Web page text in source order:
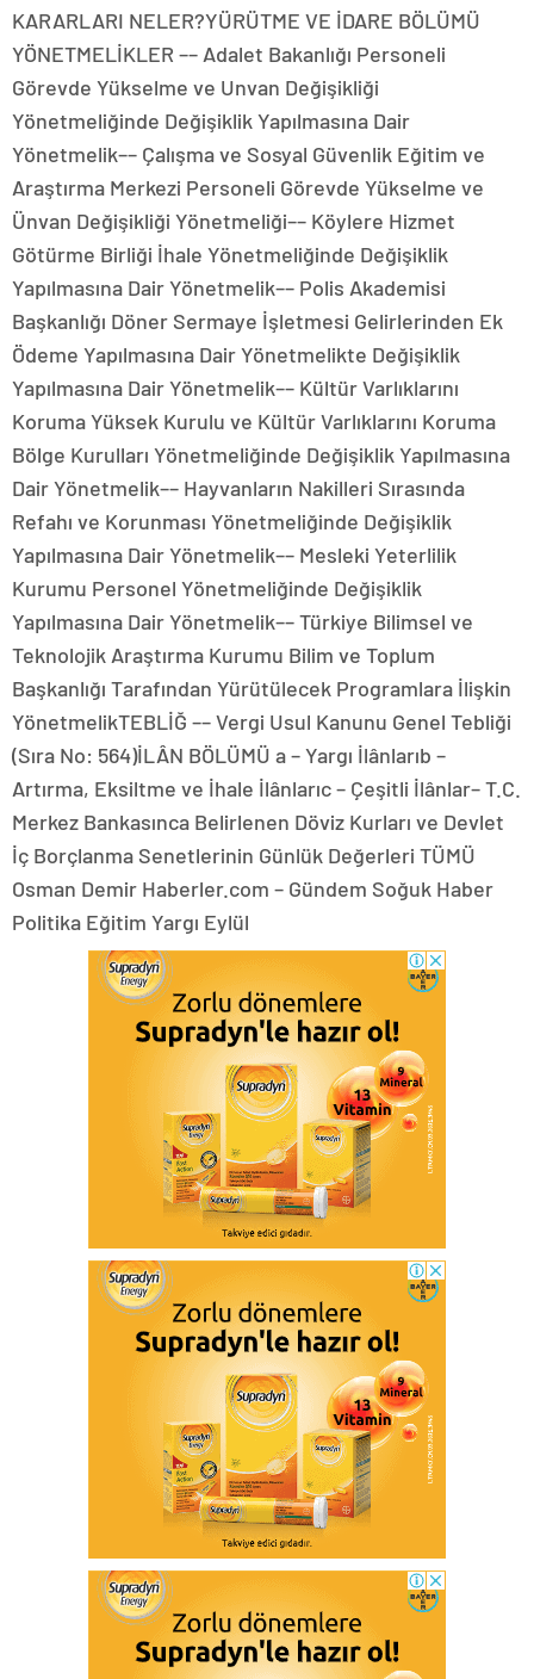
KARARLARI NELER?YÜRÜTME VE İDARE BÖLÜMÜ
YÖNETMELİKLER –– Adalet Bakanlığı Personeli
Görevde Yükselme ve Unvan Değişikliği
Yönetmeliğinde Değişiklik Yapılmasına Dair
Yönetmelik–– Çalışma ve Sosyal Güvenlik Eğitim ve
Araştırma Merkezi Personeli Görevde Yükselme ve
Ünvan Değişikliği Yönetmeliği–– Köylere Hizmet
Götürme Birliği İhale Yönetmeliğinde Değişiklik
Yapılmasına Dair Yönetmelik–– Polis Akademisi
Başkanlığı Döner Sermaye İşletmesi Gelirlerinden Ek
Ödeme Yapılmasına Dair Yönetmelikte Değişiklik
Yapılmasına Dair Yönetmelik–– Kültür Varlıklarını
Koruma Yüksek Kurulu ve Kültür Varlıklarını Koruma
Bölge Kurulları Yönetmeliğinde Değişiklik Yapılmasına
Dair Yönetmelik–– Hayvanların Nakilleri Sırasında
Refahı ve Korunması Yönetmeliğinde Değişiklik
Yapılmasına Dair Yönetmelik–– Mesleki Yeterlilik
Kurumu Personel Yönetmeliğinde Değişiklik
Yapılmasına Dair Yönetmelik–– Türkiye Bilimsel ve
Teknolojik Araştırma Kurumu Bilim ve Toplum
Başkanlığı Tarafından Yürütülecek Programlara İlişkin
YönetmelikTEBLİĞ –– Vergi Usul Kanunu Genel Tebliği
(Sıra No: 564)İLÂN BÖLÜMÜ a – Yargı İlânlarıb –
Artırma, Eksiltme ve İhale İlânlarıc – Çeşitli İlânlar– T.C.
Merkez Bankasınca Belirlenen Döviz Kurları ve Devlet
İç Borçlanma Senetlerinin Günlük Değerleri TÜMÜ
Osman Demir Haberler.com – Gündem Soğuk Haber
Politika Eğitim Yargı Eylül